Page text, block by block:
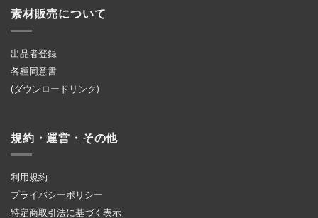
素材販売について
出品者登録
各種同意書
(ダウンロードリンク)
規約・運営・その他
利用規約
プライバシーポリシー
特定商取引法に基づく表示